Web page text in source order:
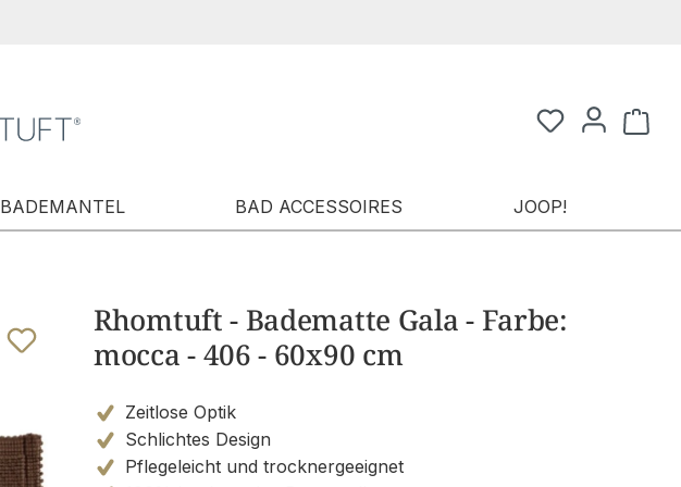
BADEMANTEL BAD ACCESSOIRES JOOP!
Rhomtuft - Badematte Gala - Farbe:
mocca - 406 - 60x90 cm
Zeitlose Optik
Schlichtes Design
Pflegeleicht und trocknergeeignet